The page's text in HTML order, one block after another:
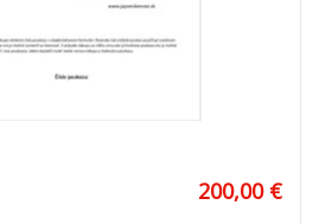
200,00 €